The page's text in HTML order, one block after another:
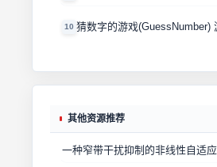
10 猜数字的游戏(GuessNumber)
其他资源推荐
一种窄带干扰抑制的非线性自适应